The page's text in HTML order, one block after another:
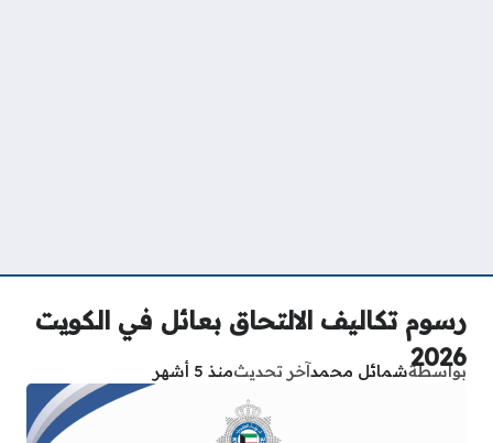
رسوم تكاليف الالتحاق بعائل في الكويت
2026
بواسطةشمائل محمدآخر تحديثمنذ 5 أشهر